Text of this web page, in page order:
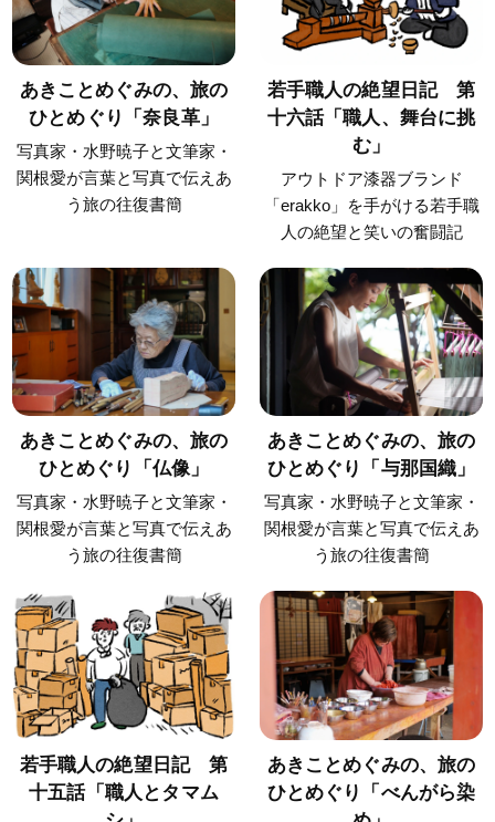
あきことめぐみの、旅の
ひとめぐり「奈良革」
写真家・水野暁子と文筆家・
関根愛が言葉と写真で伝えあ
う旅の往復書簡
若手職人の絶望日記 第
十六話「職人、舞台に挑
む」
アウトドア漆器ブランド
「erakko」を手がける若手職
人の絶望と笑いの奮闘記
あきことめぐみの、旅の
ひとめぐり「仏像」
写真家・水野暁子と文筆家・
関根愛が言葉と写真で伝えあ
う旅の往復書簡
あきことめぐみの、旅の
ひとめぐり「与那国織」
写真家・水野暁子と文筆家・
関根愛が言葉と写真で伝えあ
う旅の往復書簡
若手職人の絶望日記 第
十五話「職人とタマム
あきことめぐみの、旅の
ひとめぐり「べんがら染